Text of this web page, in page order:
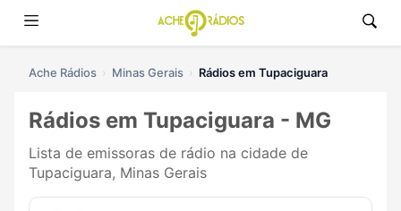
Ache Rádios Minas Gerais Rádios em Tupaciguara
Rádios em Tupaciguara - MG
Lista de emissoras de rádio na cidade de
Tupaciguara, Minas Gerais